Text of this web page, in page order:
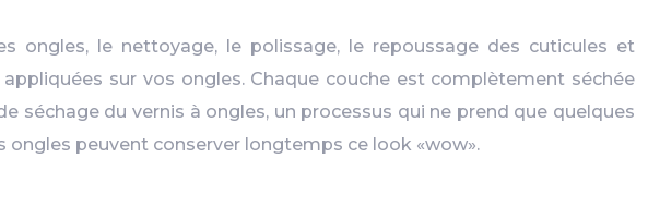
le nettoyage, le polissage, le repoussage des cuticules et
sur vos ongles. Chaque couche est complètement séchée
séchage du vernis à ongles, un processus qui ne prend que quelques
ongles peuvent conserver longtemps ce look «wow».